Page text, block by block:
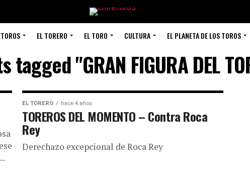
EL TORERO EL TORO CULTURA EL PLANETA DE LOS TOROS
tagged "GRAN FIGURA DEL
EL TORERO hace 4 años
TOREROS DEL MOMENTO – Contra Roca
Rey
Derechazo excepcional de Roca Rey